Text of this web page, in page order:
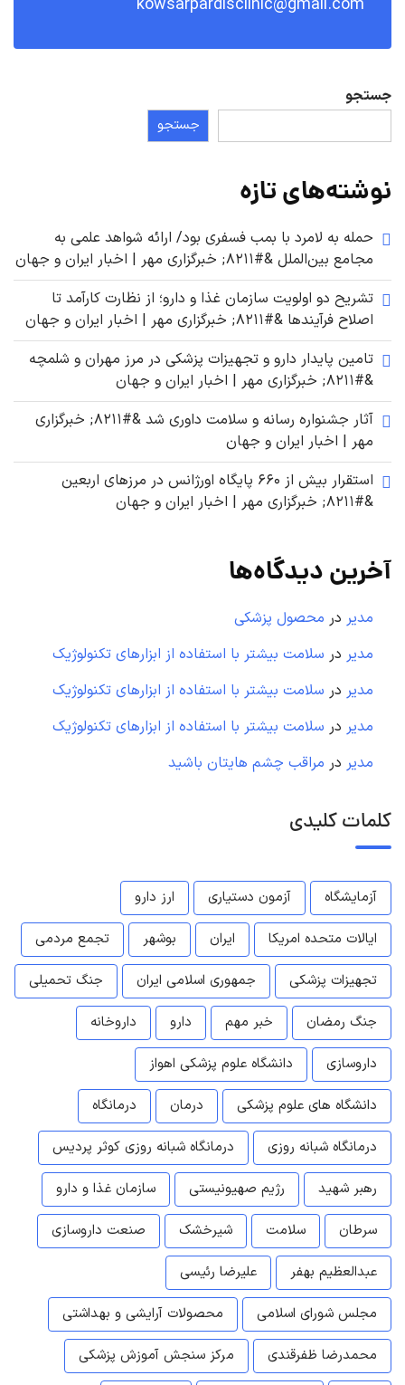
جستجو
جستجو
نوشته‌های تازه
حمله به لامرد با بمب فسفری بود/ ارائه شواهد علمی به
مجامع بین‌الملل &#۸۲۱۱; خبرگزاری مهر | اخبار ایران و جهان
تشریح دو اولویت سازمان غذا و دارو؛ از نظارت کارآمد تا
اصلاح فرآیندها &#۸۲۱۱; خبرگزاری مهر | اخبار ایران و جهان
تامین پایدار دارو و تجهیزات پزشکی در مرز مهران و شلمچه
&#۸۲۱۱; خبرگزاری مهر | اخبار ایران و جهان
آثار جشنواره رسانه و سلامت داوری شد &#۸۲۱۱; خبرگزاری
مهر | اخبار ایران و جهان
استقرار بیش از ۶۶۰ پایگاه اورژانس در مرزهای اربعین
&#۸۲۱۱; خبرگزاری مهر | اخبار ایران و جهان
آخرین دیدگاه‌ها
مدیر در محصول پزشکی
مدیر در سلامت بیشتر با استفاده از ابزارهای تکنولوژیک
مدیر در سلامت بیشتر با استفاده از ابزارهای تکنولوژیک
مدیر در سلامت بیشتر با استفاده از ابزارهای تکنولوژیک
مدیر در مراقب چشم هایتان باشید
کلمات کلیدی
آزمایشگاه آزمون دستیاری
ارز دارو
ایالات متحده امریکا
ایران بوشهر
تجمع مردمی
تجهیزات پزشکی
جمهوری اسلامی ایران
جنگ تحمیلی
جنگ رمضان
خبر مهم دارو
داروخانه
داروسازی
دانشگاه علوم پزشکی اهواز
دانشگاه های علوم پزشکی
درمان
درمانگاه
درمانگاه شبانه روزی
درمانگاه شبانه روزی کوثر پردیس
رهبر شهید
رژیم صهیونیستی
سازمان غذا و دارو
سرطان
سلامت شیرخشک
صنعت داروسازی
عبدالعظیم بهفر
علیرضا رئیسی
مجلس شورای اسلامی
محصولات آرایشی و بهداشتی
محمدرضا ظفرقندی
مرکز سنجش آموزش پزشکی